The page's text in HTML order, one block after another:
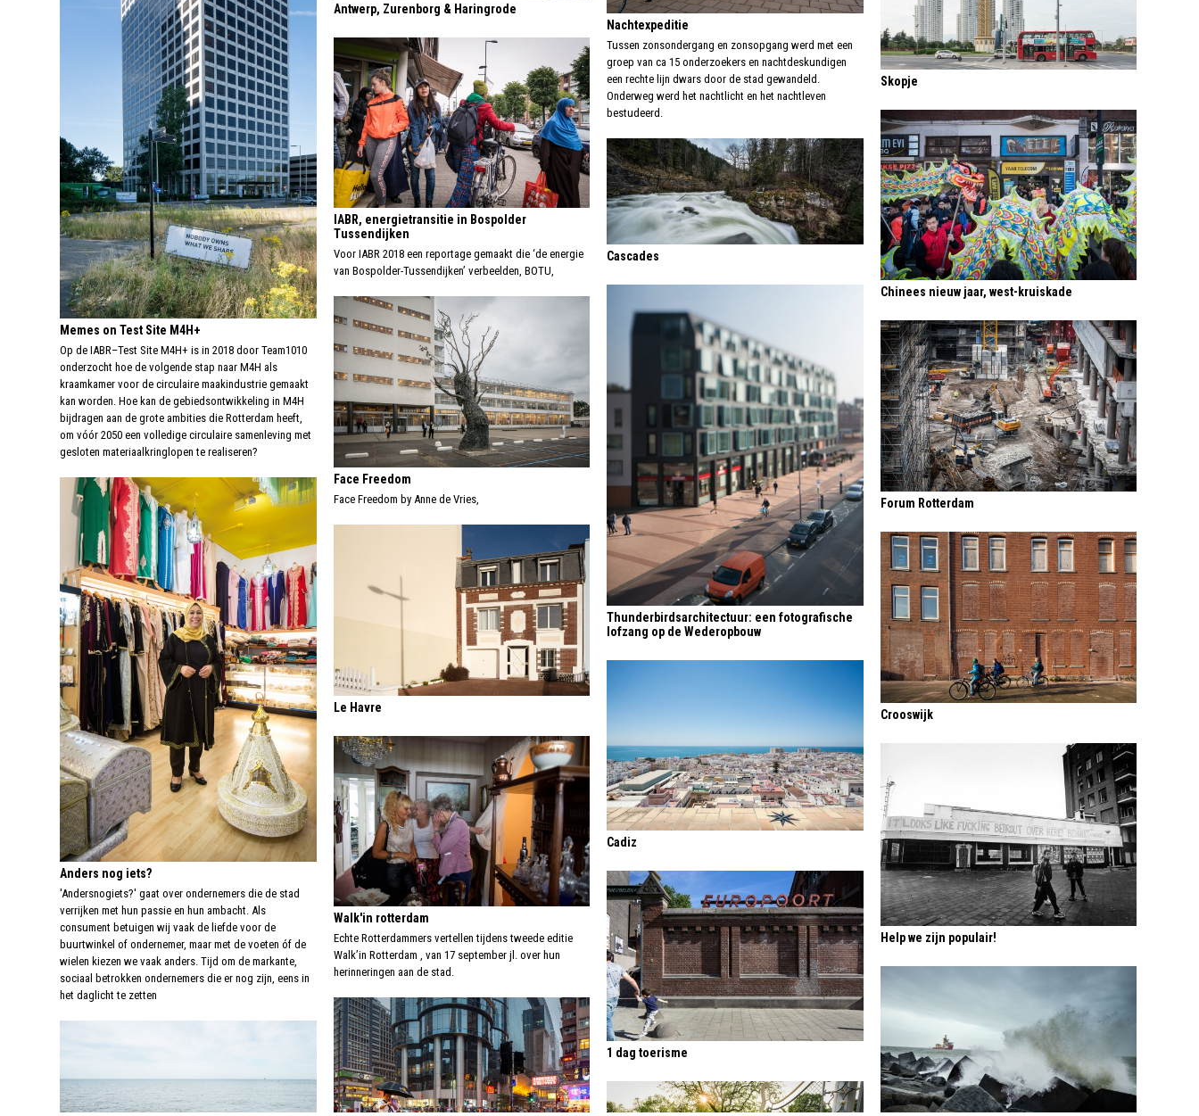
Nachtexpeditie
Tussen zonsondergang en zonsopgang werd met een
groep van ca 15 onderzoekers en nachtdeskundigen
een rechte lijn dwars door de stad gewandeld.
Onderweg werd het nachtlicht en het nachtleven
bestudeerd.
Skopje
Antwerp, Zurenborg & Haringrode
Memes on Test Site M4H+
Op de IABR–Test Site M4H+ is in 2018 door Team1010
onderzocht hoe de volgende stap naar M4H als
kraamkamer voor de circulaire maakindustrie gemaakt
kan worden. Hoe kan de gebiedsontwikkeling in M4H
bijdragen aan de grote ambities die Rotterdam heeft,
om vóór 2050 een volledige circulaire samenleving met
gesloten materiaalkringlopen te realiseren?
IABR, energietransitie in Bospolder
Tussendijken
Voor IABR 2018 een reportage gemaakt die ‘de energie
van Bospolder-Tussendijken’ verbeelden, BOTU,
Forum Rotterdam
Anders nog iets?
'Andersnogiets?' gaat over ondernemers die de stad
verrijken met hun passie en hun ambacht. Als
consument betuigen wij vaak de liefde voor de
buurtwinkel of ondernemer, maar met de voeten óf de
wielen kiezen we vaak anders. Tijd om de markante,
sociaal betrokken ondernemers die er nog zijn, eens in
het daglicht te zetten
Chinees nieuw jaar, west-kruiskade
Face Freedom
Face Freedom by Anne de Vries,
Cascades
Thunderbirdsarchitectuur: een fotografische
lofzang op de Wederopbouw
Le Havre
Cadiz
Help we zijn populair!
Crooswijk
Walk'in rotterdam
Echte Rotterdammers vertellen tijdens tweede editie
Walk’in Rotterdam , van 17 september jl. over hun
herinneringen aan de stad.
1 dag toerisme